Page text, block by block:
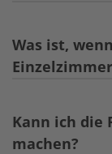
Was ist,
Kann ich die
machen?